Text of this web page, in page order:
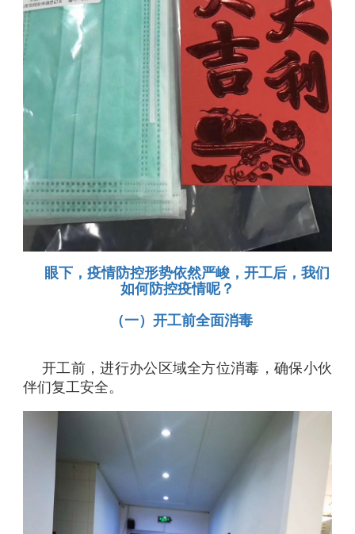
眼下，疫情防控形势依然严峻， 开工后，我们
如何防控疫情呢？
（一）开工前全面消毒
开工前，进行办公区域全方位消毒，确保小伙
伴们复工安全。